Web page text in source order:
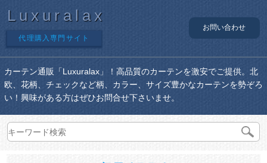
Luxuralax
代理購入専門サイト
お問い合わせ
カーテン通販「Luxuralax」！高品質のカーテンを激安でご提供。北
欧、花柄、チェックなど柄、カラー、サイズ豊かなカーテンを勢ぞろ
い！興味がある方はぜひお問合せ下さいませ。